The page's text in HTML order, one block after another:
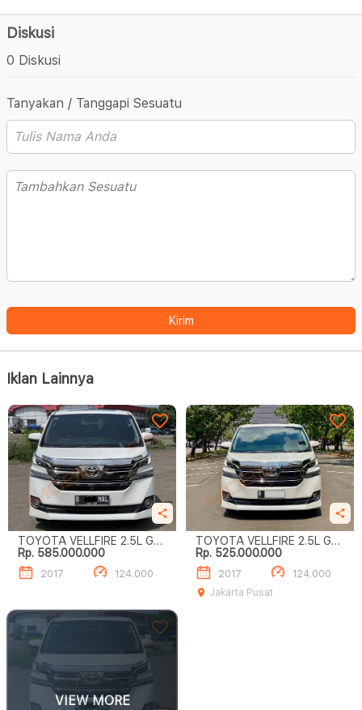
Diskusi
0 Diskusi
Tanyakan / Tanggapi Sesuatu
Kirim
Iklan Lainnya
TOYOTA VELLFIRE 2.5L G
A/T
Rp. 585.000.000
2017 124.000
TOYOTA VELLFIRE 2.5L G
A/T
Rp. 525.000.000
2017
124.000
Jakarta Pusat
VIEW MORE